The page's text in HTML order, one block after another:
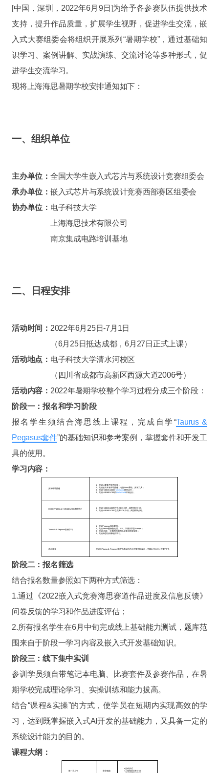
[中国，深圳，2022年6月9日]为给予各参赛队伍提供技术
支持，提升作品质量，扩展学生视野，促进学生交流，嵌
入式大赛组委会将组织开展系列“暑期学校”，通过基础知
识学习、案例讲解、实战演练、交流讨论等多种形式，促
进学生交流学习。
现将上海海思暑期学校安排通知如下：
一、组织单位
主办单位： 全国大学生嵌入式芯片与系统设计竞赛组委会
承办单位： 嵌入式芯片与系统设计竞赛西部赛区组委会
协办单位： 电子科技大学
上海海思技术有限公司
南京集成电路培训基地
二、日程安排
活动时间： 2022年6月25日-7月1日
（6月25日抵达成都，6月27日正式上课）
活动地点： 电子科技大学清水河校区
（四川省成都市高新区西源大道2006号）
活动内容： 2022年暑期学校整个学习过程分成三个阶段：
阶段一：报名和学习阶段
报名学生须结合海思线上课程，完成自学“Taurus &
Pegasus套件”的基础知识和参考案例，掌握套件和开发工
具的使用。
学习内容：
开发环境搭建
1、完成比赛套件硬件组装；
2、完成软件开发环境搭建，包括Linux系统、开发工具；
3、完成Hi3861V100的 HelloWorld样例运行；
4、完成Hi3516DV300的 HelloWorld样例运行。
Hi3861V100 && Hi3516DV300基础学习
1、完成Hi3861V100芯片及SDK介绍，典型模块介绍；
2、完成Hi3516DV300芯片及SDK介绍，典型模块介绍。
Taurus && Pegasus案例学习
1、完成Pegasus实验案例；
2、完成Taurus图像预处理、IVE、常用算子及Sample；
3、完成NNIE、分类网/检测网从采集到部署实验；
4、完成海思培训课程的学习。
作品准备 完成以“Taurus & Pegasus套件”为基础的作品方案初始设计，并输出作品设计方案PPT。
阶段二：报名筛选
结合报名数量参照如下两种方式筛选：
1.通过《2022嵌入式竞赛海思赛道作品进度及信息反馈》
问卷反馈的学习和作品进度评估；
2.所有报名学生在6月中旬完成线上基础能力测试，题库范
围来自于阶段一学习内容及嵌入式开发基础知识。
阶段三：线下集中实训
参训学员须自带笔记本电脑、比赛套件及参赛作品，在暑
期学校完成理论学习、实操训练和能力拔高。
结合“课程&实操”的方式，使学员在短期内实现高效的学
习，达到既掌握嵌入式AI开发的基础能力，又具备一定的
系统设计能力的目的。
课程大纲：
第一天上午 宣讲赋能
• 启动仪式
• 上海海思业务介绍